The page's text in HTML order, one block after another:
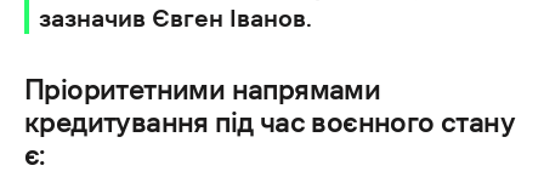
зазначив Євген Іванов.
Пріоритетними напрямами
кредитування під час воєнного стану
є: